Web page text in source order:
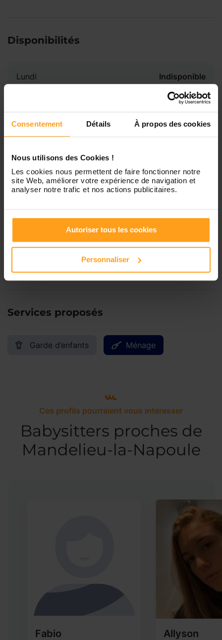
Consentement Détails À propos des cookies
Nous utilisons des Cookies !
Les cookies nous permettent de faire fonctionner notre
site Web, améliorer votre expérience de navigation et
analyser notre trafic et nos actions publicitaires.
Autoriser tous les cookies
Personnaliser
Disponibilités
Lundi Indisponible
Mercredi
Jeudi Disponible de 00:00 à 00:00
Disponible de 00:00 à 00:00
Disponible de 00:00 à 00:00
disponibilités de Heather ?
Contactez-nous
Services proposés
Garde d’enfants Ménage
Ces profils pourraient vous intéresser
Babysitters proches de
Mandelieu-la-Napoule
Fabio Allyson